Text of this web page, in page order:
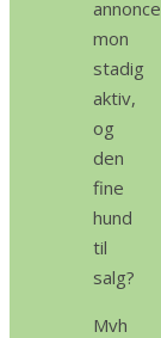
mon
stadig
aktiv,
og
den
fine
hund
til
salg?
Mvh